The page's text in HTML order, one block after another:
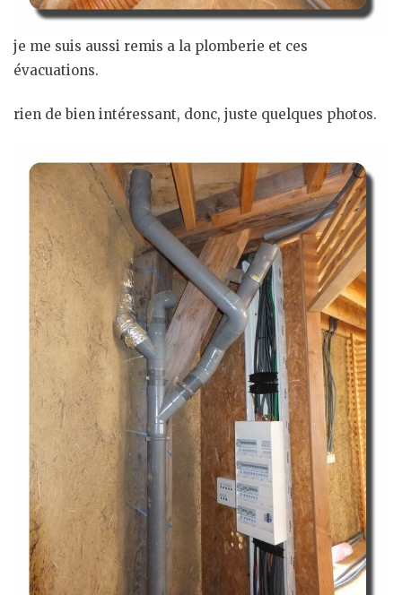
je me suis aussi remis a la plomberie et ces
évacuations.
rien de bien intéressant, donc, juste quelques photos.